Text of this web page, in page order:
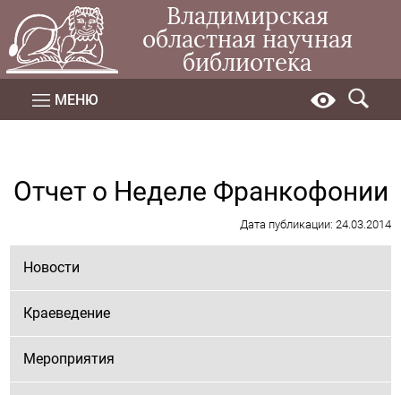
Владимирская
областная научная
библиотека
МЕНЮ
Отчет о Неделе Франкофонии
Дата публикации: 24.03.2014
Новости
Краеведение
Мероприятия